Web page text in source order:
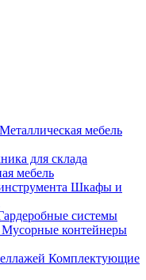
Металлическая мебель
для склада
мебель
Шкафы и
системы
Мусорные контейнеры
Комплектующие